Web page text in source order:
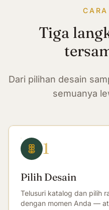
Tiga
Dari pilihan desain
semuanya
1
Pilih Desain
Telusuri katalog dan pilih
dengan momen Anda —